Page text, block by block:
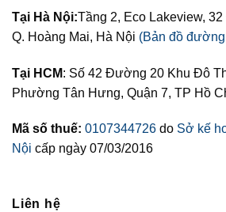
Tại Hà Nội:Tầng 2, Eco Lakeview,
Q. Hoàng Mai, Hà Nội (Bản đồ
Tại HCM: Số 42 Đường 20 Khu Đô
Phường Tân Hưng, Quận 7, TP Hồ
Mã số thuế: 0107344726 do Sở kế
Nội cấp ngày 07/03/2016
Liên hệ